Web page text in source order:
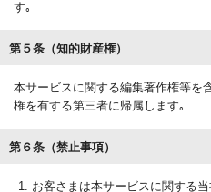
す｡
第５条（知的財産権）
本サービスに関する編集著作権等を
権を有する第三者に帰属します｡
第６条（禁止事項）
お客さまは本サービスに関する